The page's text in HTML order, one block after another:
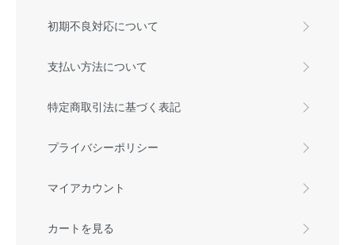
初期不良対応について
支払い方法について
特定商取引法に基づく表記
プライバシーポリシー
マイアカウント
カートを見る